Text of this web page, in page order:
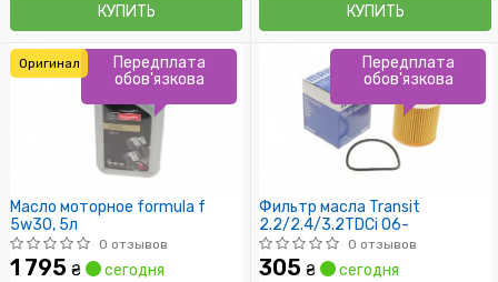
КУПИТЬ КУПИТЬ
Масло моторное formula f
5w30, 5л
0 отзывов
1 795 ₴ сегодня
Передплата
обов'язкова
Оригинал
Фильтр масла Transit
2.2/2.4/3.2TDCi 06-
0 отзывов
305 ₴ сегодня
Передплата
обов'язкова